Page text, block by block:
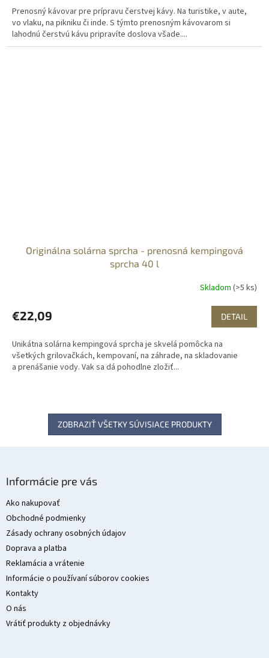
Prenosný kávovar pre prípravu čerstvej kávy. Na turistike, v aute,
vo vlaku, na pikniku či inde. S týmto prenosným kávovarom si
lahodnú čerstvú kávu pripravíte doslova všade....
Originálna solárna sprcha - prenosná kempingová
sprcha 40 l
Skladom (>5 ks)
€22,09 DETAIL
Unikátna solárna kempingová sprcha je skvelá pomôcka na
všetkých grilovačkách, kempovaní, na záhrade, na skladovanie
a prenášanie vody. Vak sa dá pohodlne zložiť...
ZOBRAZIŤ VŠETKY SÚVISIACE PRODUKTY
Informácie pre vás
Ako nakupovať
Obchodné podmienky
Zásady ochrany osobných údajov
Doprava a platba
Reklamácia a vrátenie
Informácie o používaní súborov cookies
Kontakty
O nás
Vrátiť produkty z objednávky